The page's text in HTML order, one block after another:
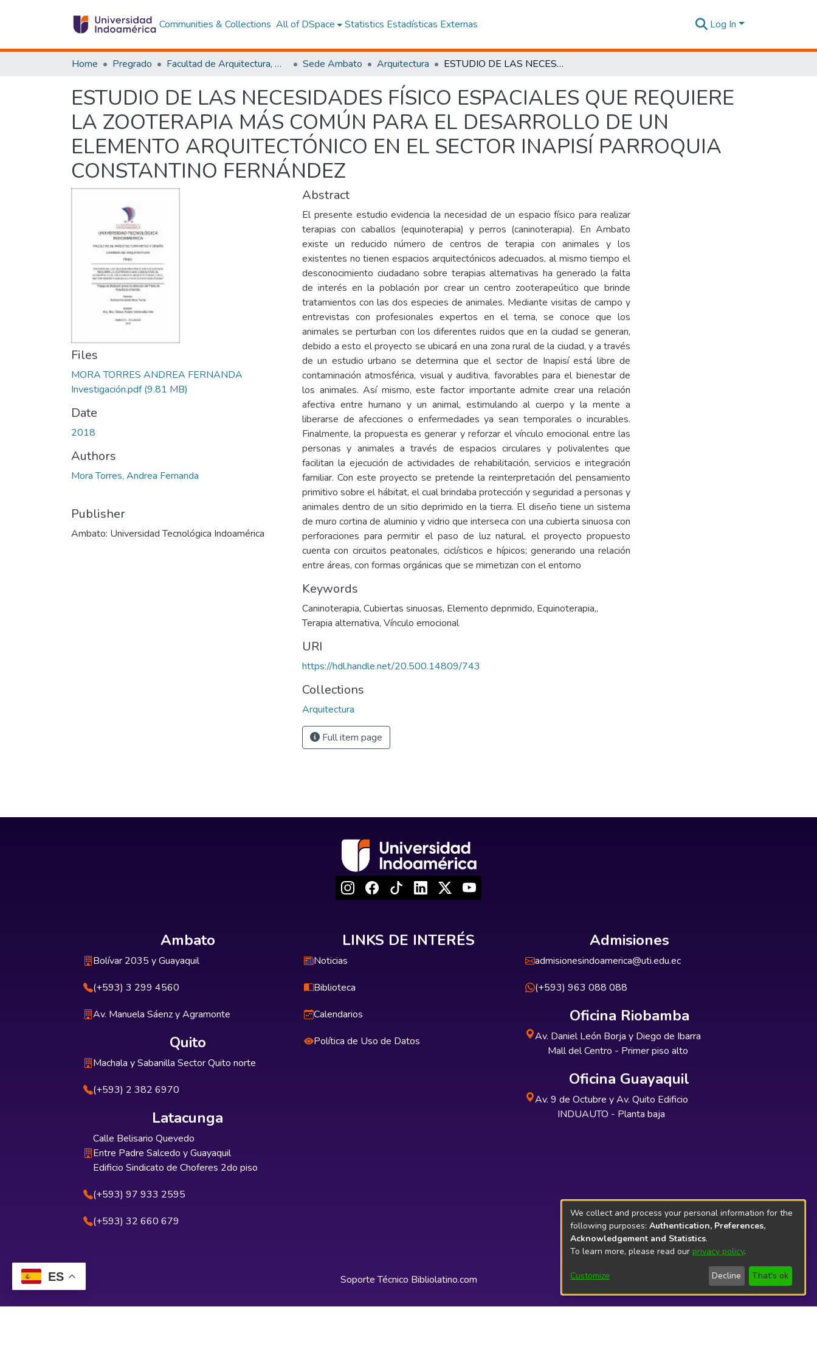
ES
Communities & Collections All of DSpace Statistics Estadísticas Externas Log In
Home Pregrado Facultad de Arquitectura, Artes y Diseño Sede Ambato Arquitectura ESTUDIO DE LAS NECESIDADES FÍSICO ESPACIALES QUE REQUIERE LA ZOOTERAPIA MÁS COMÚN PARA EL DESARROLLO DE UN ELEMENTO ARQUITECTÓNICO EN EL SECTOR INAPISÍ PARROQUIA CONSTANTINO FERNÁNDEZ
ESTUDIO DE LAS NECESIDADES FÍSICO ESPACIALES QUE REQUIERE
LA ZOOTERAPIA MÁS COMÚN PARA EL DESARROLLO DE UN
ELEMENTO ARQUITECTÓNICO EN EL SECTOR INAPISÍ PARROQUIA
CONSTANTINO FERNÁNDEZ
Files
MORA TORRES ANDREA FERNANDA
Investigación.pdf(9.81 MB)
Date
2018
Authors
Mora Torres, Andrea Fernanda
Publisher
Ambato: Universidad Tecnológica Indoamérica
Abstract
El presente estudio evidencia la necesidad de un espacio físico para realizar
terapias con caballos (equinoterapia) y perros (caninoterapia). En Ambato
existe un reducido número de centros de terapia con animales y los
existentes no tienen espacios arquitectónicos adecuados, al mismo tiempo el
desconocimiento ciudadano sobre terapias alternativas ha generado la falta
de interés en la población por crear un centro zooterapeútico que brinde
tratamientos con las dos especies de animales. Mediante visitas de campo y
entrevistas con profesionales expertos en el tema, se conoce que los
animales se perturban con los diferentes ruidos que en la ciudad se generan,
debido a esto el proyecto se ubicará en una zona rural de la ciudad, y a través
de un estudio urbano se determina que el sector de Inapisí está libre de
contaminación atmosférica, visual y auditiva, favorables para el bienestar de
los animales. Así mismo, este factor importante admite crear una relación
afectiva entre humano y un animal, estimulando al cuerpo y la mente a
liberarse de afecciones o enfermedades ya sean temporales o incurables.
Finalmente, la propuesta es generar y reforzar el vínculo emocional entre las
personas y animales a través de espacios circulares y polivalentes que
facilitan la ejecución de actividades de rehabilitación, servicios e integración
familiar. Con este proyecto se pretende la reinterpretación del pensamiento
primitivo sobre el hábitat, el cual brindaba protección y seguridad a personas y
animales dentro de un sitio deprimido en la tierra. El diseño tiene un sistema
de muro cortina de aluminio y vidrio que interseca con una cubierta sinuosa con
perforaciones para permitir el paso de luz natural, el proyecto propuesto
cuenta con circuitos peatonales, ciclísticos e hípicos; generando una relación
entre áreas, con formas orgánicas que se mimetizan con el entorno
Keywords
Caninoterapia, Cubiertas sinuosas, Elemento deprimido, Equinoterapia,,
Terapia alternativa, Vínculo emocional
URI
https://hdl.handle.net/20.500.14809/743
Collections
Arquitectura
Full item page
Ambato
Bolívar 2035 y Guayaquil
(+593) 3 299 4560
Av. Manuela Sáenz y Agramonte
Quito
Machala y Sabanilla Sector Quito norte
(+593) 2 382 6970
Latacunga
Calle Belisario Quevedo
Entre Padre Salcedo y Guayaquil
Edificio Sindicato de Choferes 2do piso
(+593) 97 933 2595
(+593) 32 660 679
LINKS DE INTERÉS
Noticias
Biblioteca
Calendarios
Política de Uso de Datos
Admisiones
admisionesindoamerica@uti.edu.ec
(+593) 963 088 088
Oficina Riobamba
Av. Daniel León Borja y Diego de Ibarra
Mall del Centro - Primer piso alto
Oficina Guayaquil
Av. 9 de Octubre y Av. Quito Edificio
INDUAUTO - Planta baja
Soporte Técnico Bibliolatino.com
We collect and process your personal information for the
following purposes: Authentication, Preferences,
Acknowledgement and Statistics.
To learn more, please read our privacy policy.
Customize Decline That's ok